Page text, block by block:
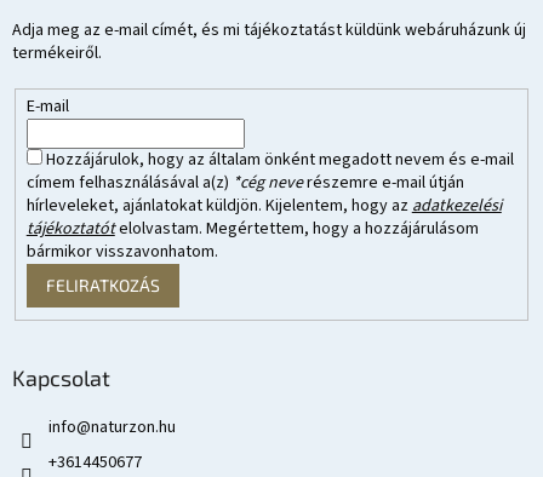
Adja meg az e-mail címét, és mi tájékoztatást küldünk webáruházunk új
termékeiről.
E-mail
Hozzájárulok, hogy az általam önként megadott nevem és e-mail
címem felhasználásával a(z) *cég neverészemre e-mail útján
hírleveleket, ajánlatokat küldjön. Kijelentem, hogy az adatkezelési
tájékoztatótelolvastam. Megértettem, hogy a hozzájárulásom
bármikor visszavonhatom.
FELIRATKOZÁS
Kapcsolat
info@naturzon.hu
+3614450677